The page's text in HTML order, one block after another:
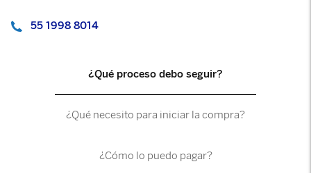
55 1998 8014
¿Qué proceso debo seguir?
¿Qué necesito para iniciar la compra?
¿Cómo lo puedo pagar?